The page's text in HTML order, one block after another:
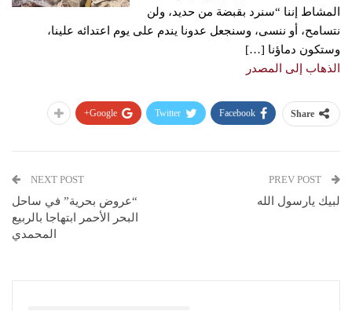
المشاط إننا “سنرد بقبضة من حديد، ولن
نتسامح، أو ننسى، وسنجعل عدونا يندم على يوم اعتدائه علينا،
وستكون دماؤنا […]
الذهاب إلى المصدر
Share
Facebook
Twitter
Google+
لبيك يارسول الله
NEXT POST
“عروض بحرية” في ساحل
البحر الأحمر ابتهاجا بالربيع
المحمدي